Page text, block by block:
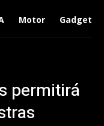
Motor Gadgets
permitirá